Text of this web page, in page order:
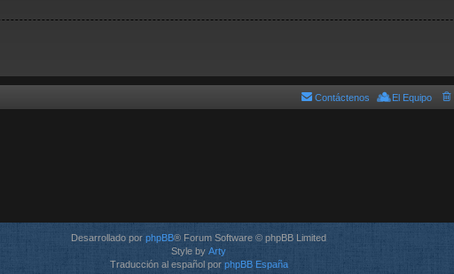
El Equipo
Contáctenos
Desarrollado por phpBB® Forum Software © phpBB Limited
Style by Arty
Traducción al español por phpBB España